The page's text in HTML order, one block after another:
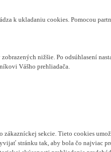
k ukladaniu cookies. Pomocou
nižšie. Po odsúhlasení
Vášho prehliadača.
zákazníckej sekcie. Tieto cookies
stránku tak, aby bola čo najviac